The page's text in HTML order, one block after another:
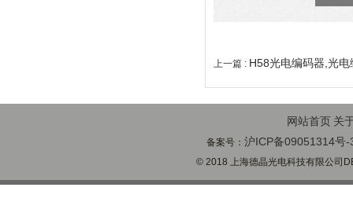
上一篇 : H58光电编码器,光
网站首页 关
备案号：沪ICP备09051314号-
© 2018 上海德晶光电科技有限公司